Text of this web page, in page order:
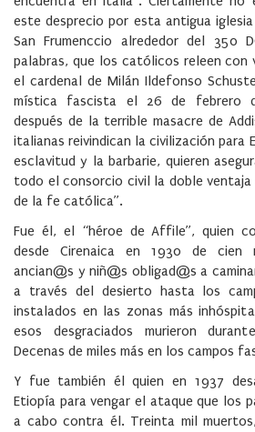
este desprecio por esta antigua
San Frumenccio alrededor del 350
palabras, que los católicos releen con
el cardenal de Milán Ildefonso
mística fascista el 26 de febrero
después de la terrible masacre de
italianas reivindican la civilización para
esclavitud y la barbarie, quieren
todo el consorcio civil la doble
de la fe católica”.
Fue él, el “héroe de Affile”, quien
desde Cirenaica en 1930 de cien
ancian@s y niñ@s obligad@s a
a través del desierto hasta los
instalados en las zonas más
esos desgraciados murieron
Decenas de miles más en los campos
Y fue también él quien en 1937
Etiopía para vengar el ataque que los
a cabo contra él. Treinta mil